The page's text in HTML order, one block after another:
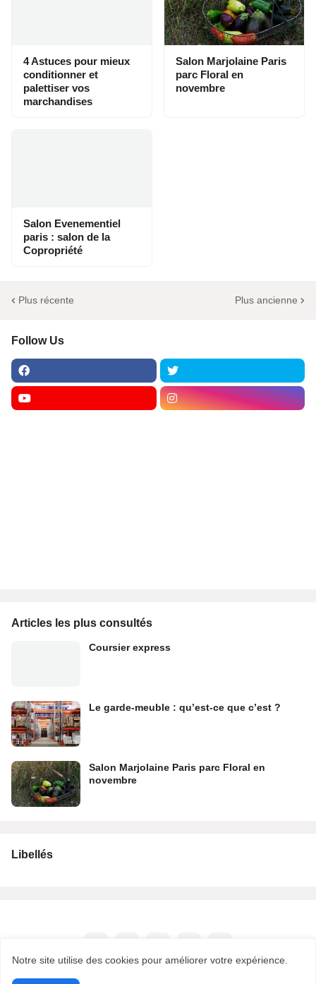
4 Astuces pour mieux
conditionner et
palettiser vos
marchandises
Salon Marjolaine Paris
parc Floral en
novembre
Salon Evenementiel
paris : salon de la
Copropriété
Plus récente Plus ancienne
Follow Us
Articles les plus consultés
Coursier express
Le garde-meuble : qu’est-ce que c’est ?
Salon Marjolaine Paris parc Floral en
novembre
Libellés
Notre site utilise des cookies pour améliorer votre expérience.